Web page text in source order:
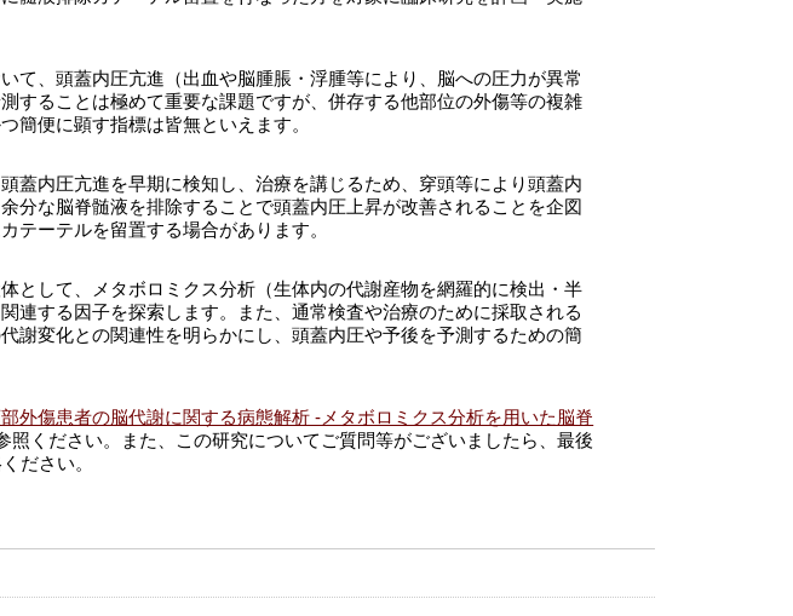
て、頭蓋内圧亢進（出血や脳腫脹・浮腫等により、脳への圧力が異常
することは極めて重要な課題ですが、併存する他部位の外傷等の複雑
簡便に顕す指標は皆無といえます。
蓋内圧亢進を早期に検知し、治療を講じるため、穿頭等により頭蓋内
分な脳脊髄液を排除することで頭蓋内圧上昇が改善されることを企図
テーテルを留置する場合があります。
として、メタボロミクス分析（生体内の代謝産物を網羅的に検出・半
連する因子を探索します。また、通常検査や治療のために採取される
謝変化との関連性を明らかにし、頭蓋内圧や予後を予測するための簡
部外傷患者の脳代謝に関する病態解析 -メタボロミクス分析を用いた脳脊
照ください。また、この研究についてご質問等がございましたら、最後
ださい。